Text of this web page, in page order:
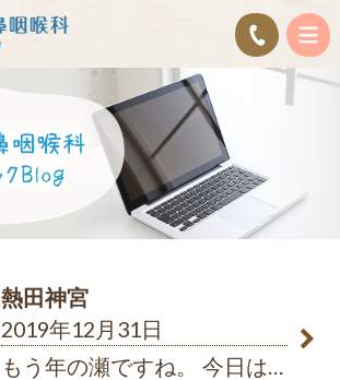
熱田神宮
2019年12月31日
もう年の瀬ですね。 今日は…